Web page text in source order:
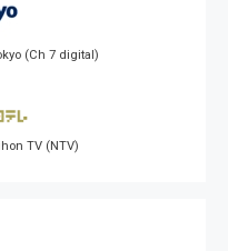
(Ch 7 digital)
TV (NTV)